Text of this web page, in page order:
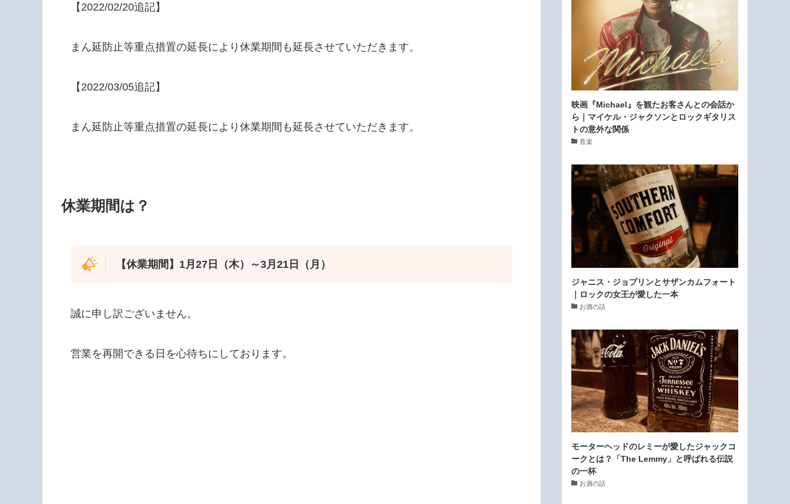
【2022/02/20追記】
まん延防止等重点措置の延長により休業期間も延長させていただきます。
【2022/03/05追記】
まん延防止等重点措置の延長により休業期間も延長させていただきます。
休業期間は？
【休業期間】1月27日（木）～3月21日（月）
誠に申し訳ございません。
営業を再開できる日を心待ちにしております。
映画『Michael』を観たお客さんとの会話か
ら｜マイケル・ジャクソンとロックギタリス
トの意外な関係
音楽
ジャニス・ジョプリンとサザンカムフォート
｜ロックの女王が愛した一本
お酒の話
モーターヘッドのレミーが愛したジャックコ
ークとは？「The Lemmy」と呼ばれる伝説
の一杯
お酒の話